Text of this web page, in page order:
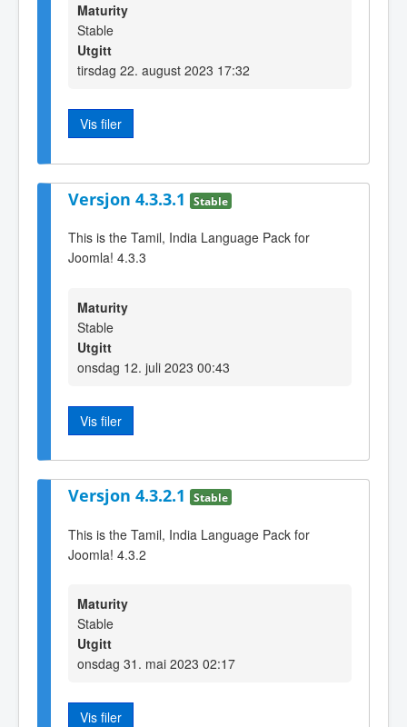
Maturity
Stable
Utgitt
tirsdag 22. august 2023 17:32
Vis filer
Versjon 4.3.3.1 Stable
This is the Tamil, India Language Pack for
Joomla! 4.3.3
Maturity
Stable
Utgitt
onsdag 12. juli 2023 00:43
Vis filer
Versjon 4.3.2.1 Stable
This is the Tamil, India Language Pack for
Joomla! 4.3.2
Maturity
Stable
Utgitt
onsdag 31. mai 2023 02:17
Vis filer